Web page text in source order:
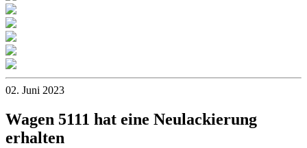
02. Juni 2023
Wagen 5111 hat eine Neulackierung
erhalten